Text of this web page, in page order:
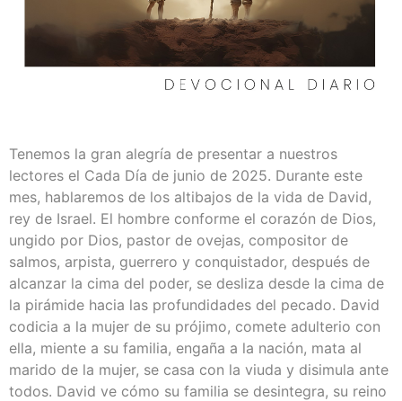
Tenemos la gran alegría de presentar a nuestros
lectores el Cada Día de junio de 2025. Durante este
mes, hablaremos de los altibajos de la vida de David,
rey de Israel. El hombre conforme el corazón de Dios,
ungido por Dios, pastor de ovejas, compositor de
salmos, arpista, guerrero y conquistador, después de
alcanzar la cima del poder, se desliza desde la cima de
la pirámide hacia las profundidades del pecado. David
codicia a la mujer de su prójimo, comete adulterio con
ella, miente a su familia, engaña a la nación, mata al
marido de la mujer, se casa con la viuda y disimula ante
todos. David ve cómo su familia se desintegra, su reino